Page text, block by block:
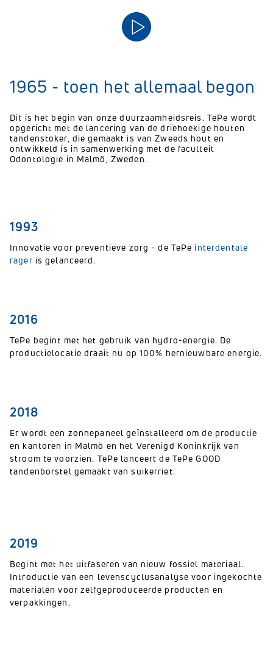
1965 - toen het allemaal begon
Dit is het begin van onze duurzaamheidsreis. TePe wordt
opgericht met de lancering van de driehoekige houten
tandenstoker, die gemaakt is van Zweeds hout en
ontwikkeld is in samenwerking met de faculteit
Odontologie in Malmö, Zweden.
1993
Innovatie voor preventieve zorg - de TePe interdentale
rager is gelanceerd.
2016
TePe begint met het gebruik van hydro-energie. De
productielocatie draait nu op 100% hernieuwbare energie.
2018
Er wordt een zonnepaneel geïnstalleerd om de productie
en kantoren in Malmö en het Verenigd Koninkrijk van
stroom te voorzien. TePe lanceert de TePe GOOD
tandenborstel gemaakt van suikerriet.
2019
Begint met het uitfaseren van nieuw fossiel materiaal.
Introductie van een levenscyclusanalyse voor ingekochte
materialen voor zelfgeproduceerde producten en
verpakkingen.